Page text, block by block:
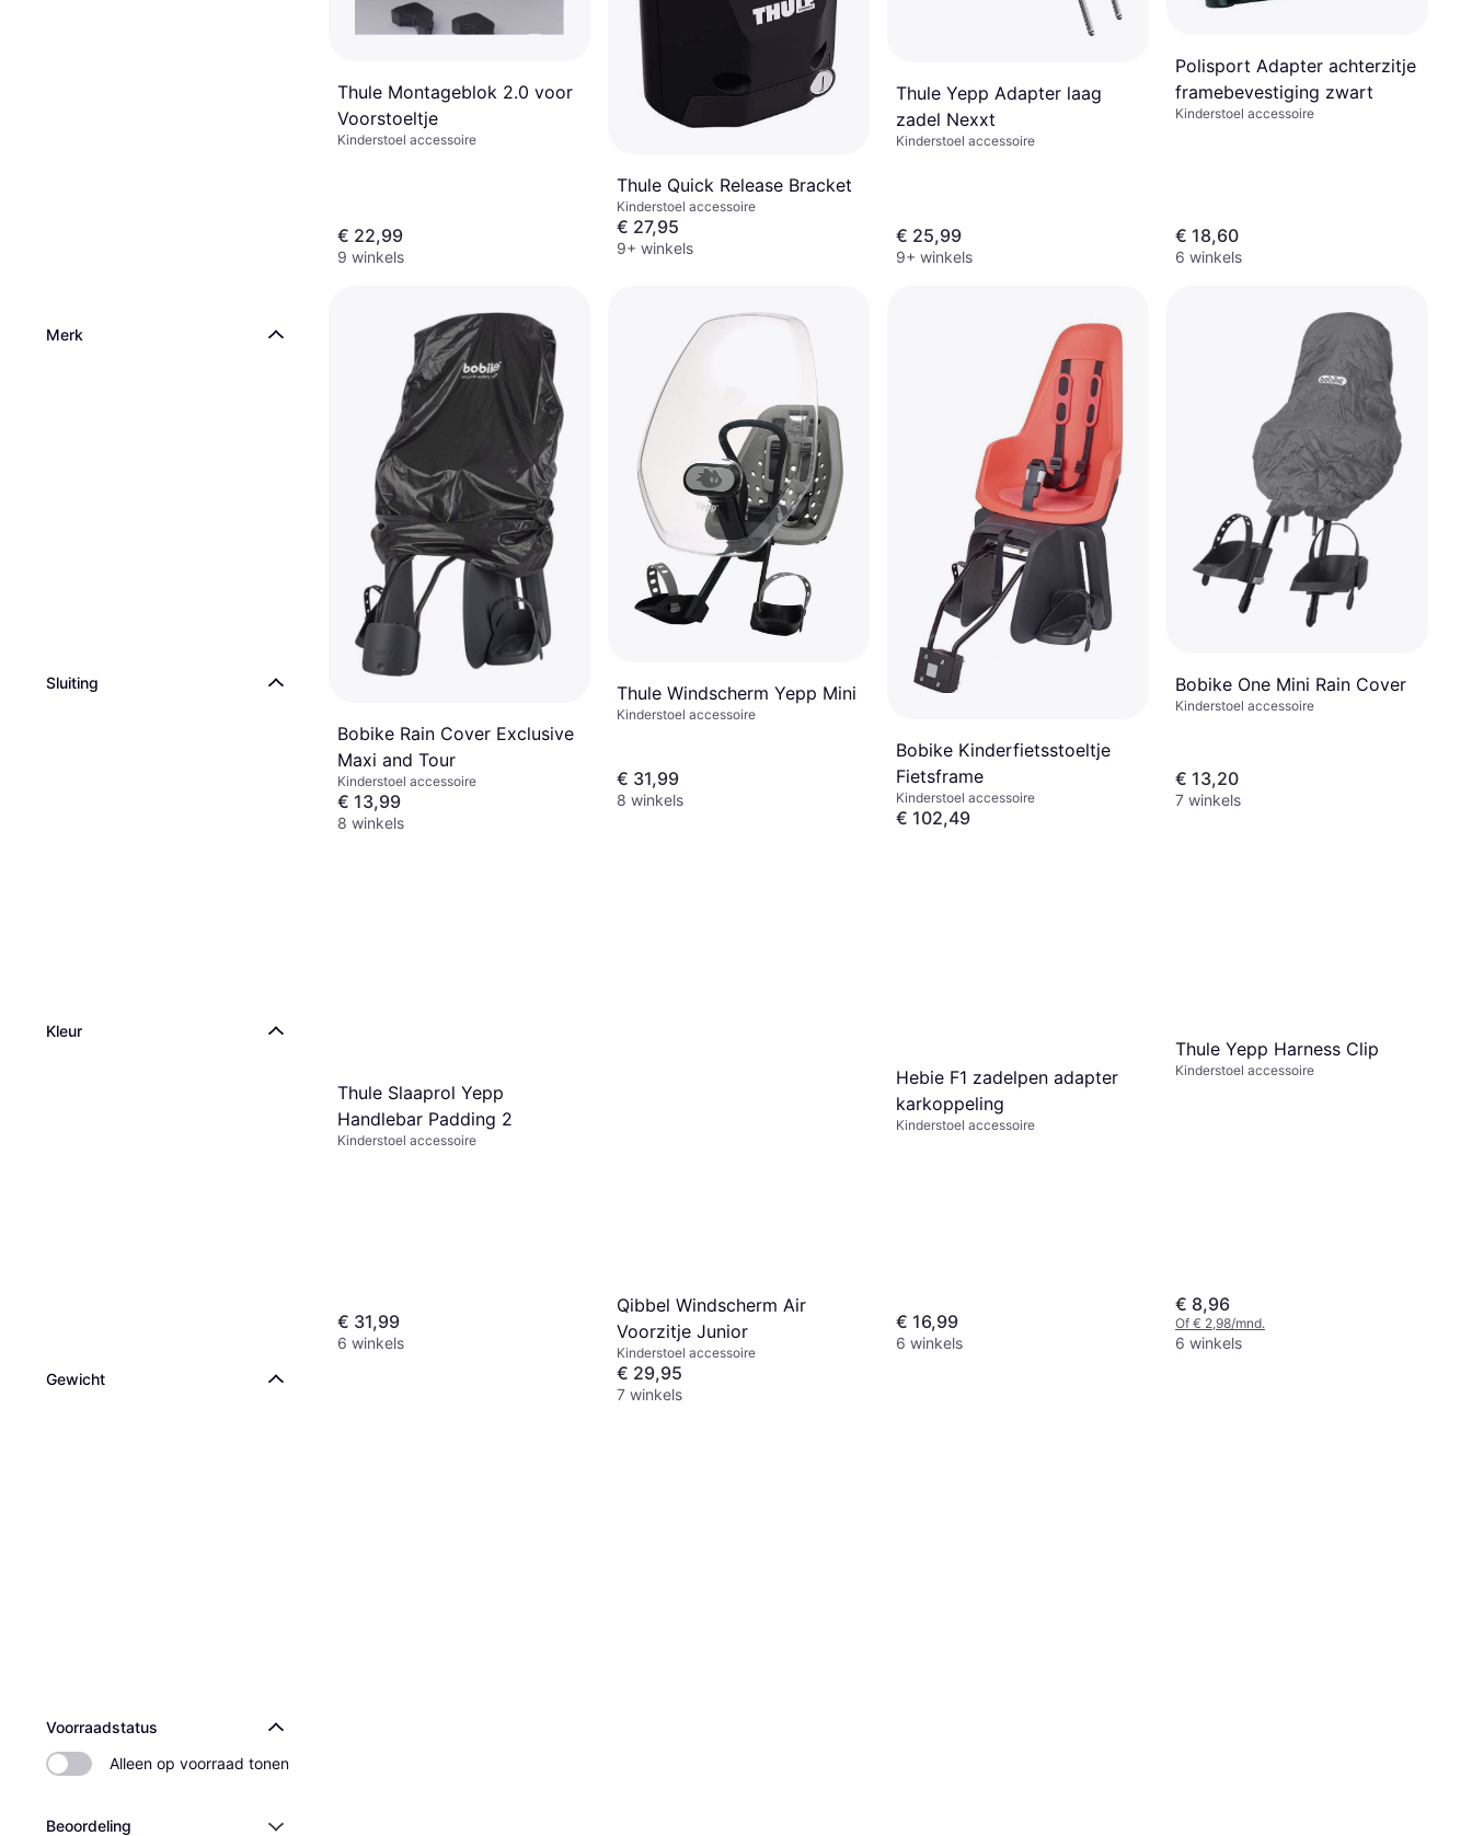
Merk
Sluiting
Kleur
Gewicht
Voorraadstatus
Alleen op voorraad tonen
Beoordeling
Thule Montageblok 2.0 voor
Voorstoeltje
Kinderstoel accessoire
€ 22,99
9 winkels
Thule Quick Release Bracket
Kinderstoel accessoire
€ 27,95
9+ winkels
Thule Yepp Adapter laag
zadel Nexxt
Kinderstoel accessoire
€ 25,99
9+ winkels
Polisport Adapter achterzitje
framebevestiging zwart
Kinderstoel accessoire
€ 18,60
6 winkels
Bobike Rain Cover Exclusive
Maxi and Tour
Kinderstoel accessoire
€ 13,99
8 winkels
Thule Windscherm Yepp Mini
Kinderstoel accessoire
€ 31,99
8 winkels
Bobike Kinderfietsstoeltje
Fietsframe
Kinderstoel accessoire
€ 102,49
Bobike One Mini Rain Cover
Kinderstoel accessoire
€ 13,20
7 winkels
Thule Slaaprol Yepp
Handlebar Padding 2
Kinderstoel accessoire
€ 31,99
6 winkels
Qibbel Windscherm Air
Voorzitje Junior
Kinderstoel accessoire
€ 29,95
7 winkels
Hebie F1 zadelpen adapter
karkoppeling
Kinderstoel accessoire
€ 16,99
6 winkels
Thule Yepp Harness Clip
Kinderstoel accessoire
€ 8,96
Of € 2,98/mnd.
6 winkels